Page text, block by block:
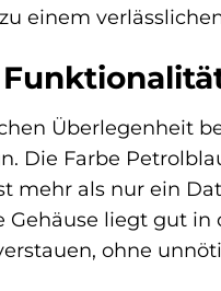
einem
Überlegenheit
Die Farbe
mehr als nur ein
liegt gut
ohne